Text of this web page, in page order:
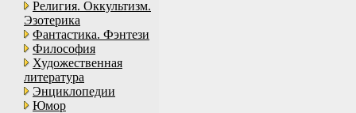
Религия. Оккультизм.
Эзотерика
Фантастика. Фэнтези
Философия
Художественная
литература
Энциклопедии
Юмор